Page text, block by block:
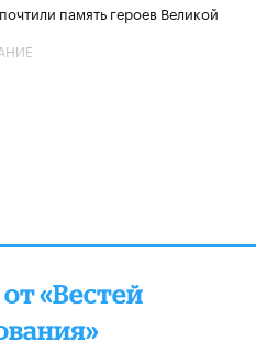
память героев Великой
«Вестей